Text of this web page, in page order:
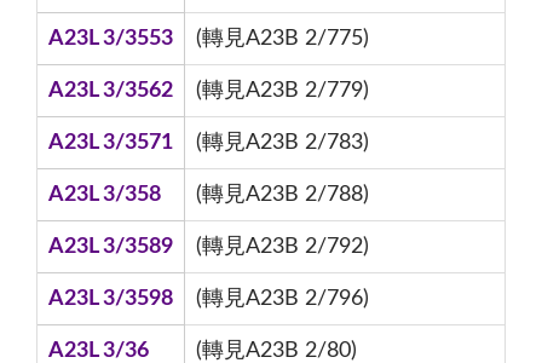
A23L 3/3553 (轉見A23B 2/775)
A23L 3/3562 (轉見A23B 2/779)
A23L 3/3571 (轉見A23B 2/783)
A23L 3/358 (轉見A23B 2/788)
A23L 3/3589 (轉見A23B 2/792)
A23L 3/3598 (轉見A23B 2/796)
A23L 3/36 (轉見A23B 2/80)